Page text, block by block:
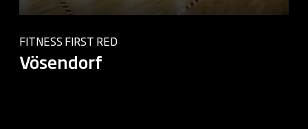
FITNESS FIRST RED
Vösendorf